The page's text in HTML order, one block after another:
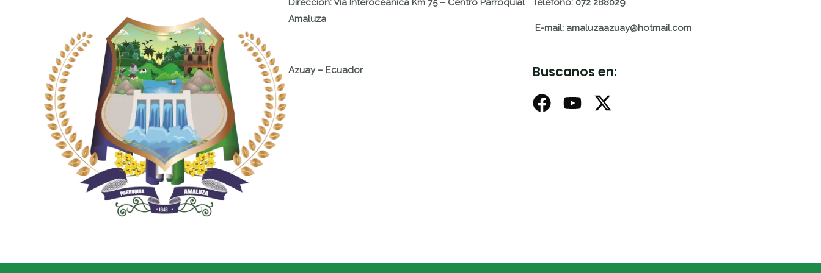
Dirección: Vía Interoceánica Km 75 – Centro Parroquial
Amaluza
Azuay – Ecuador
Teléfono: 072 288029
E-mail: amaluzaazuay@hotmail.com
Buscanos en: